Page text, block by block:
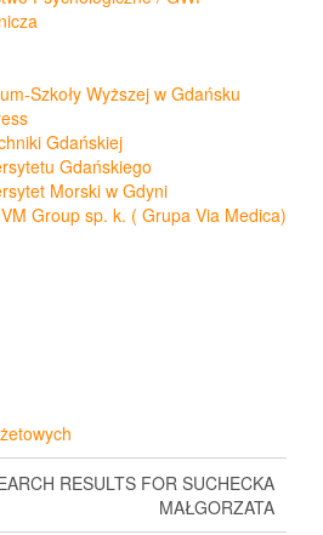
Szkoły Wyższej w Gdańsku
Gdańskiej
Gdańskiego
Morski w Gdyni
Group sp. k. ( Grupa Via Medica)
RESULTS FOR SUCHECKA
MAŁGORZATA